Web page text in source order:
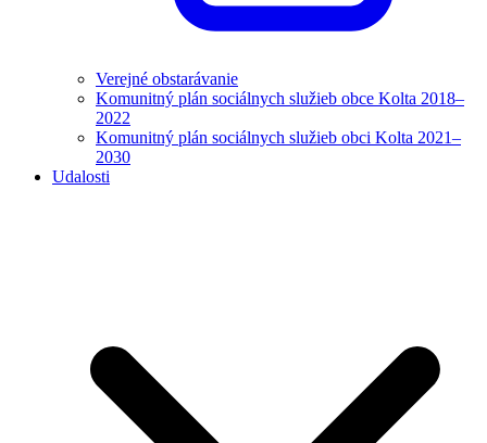
Verejné obstarávanie
Komunitný plán sociálnych služieb obce Kolta 2018–
2022
Komunitný plán sociálnych služieb obci Kolta 2021–
2030
Udalosti